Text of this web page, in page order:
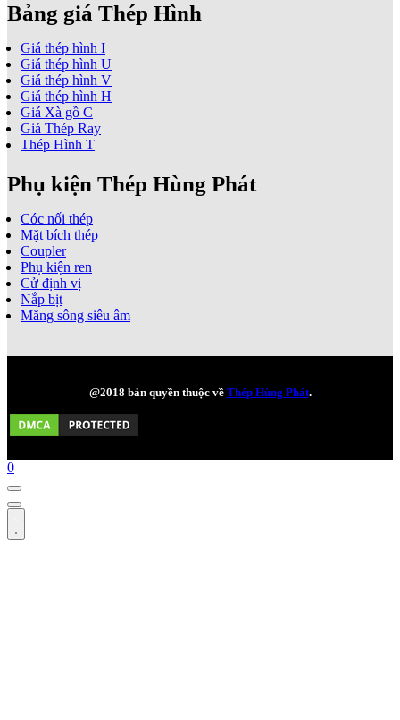
Bảng giá Thép Hình
Giá thép hình I
Giá thép hình U
Giá thép hình V
Giá thép hình H
Giá Xà gồ C
Giá Thép Ray
Thép Hình T
Phụ kiện Thép Hùng Phát
Cóc nối thép
Mặt bích thép
Coupler
Phụ kiện ren
Cử định vị
Nắp bịt
Măng sông siêu âm
@2018 bản quyền thuộc về Thép Hùng Phát.
0